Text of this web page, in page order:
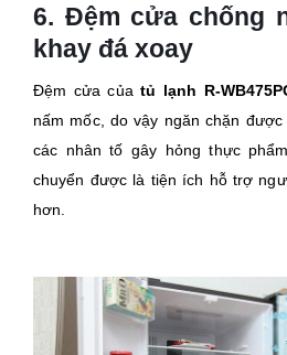
6. Đệm cửa chống
khay đá xoay
Đệm cửa củatủ lạnh R-
nấm mốc, do vậy ngăn chặn
các nhân tố gây hỏng thực
chuyển được là tiện ích hỗ trợ
hơn.